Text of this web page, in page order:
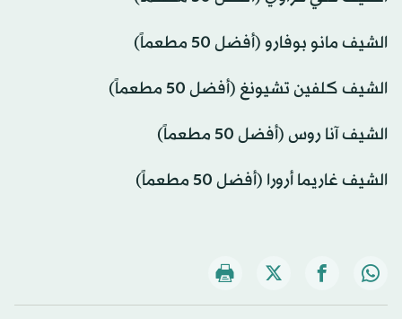
الشيف مانو بوفارو (أفضل 50 مطعماً)
الشيف كلفين تشيونغ (أفضل 50 مطعماً)
الشيف آنا روس (أفضل 50 مطعماً)
الشيف غاريما أرورا (أفضل 50 مطعماً)